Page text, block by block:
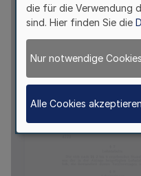
die für die Verwendung
sind. Hier finden Sie die
Nur notwendige
Alle Cookies akzeptieren